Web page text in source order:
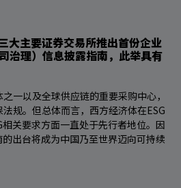
大主要证券交易所推出首份企业
治理）信息披露指南，此举具有
一以及全球供应链的重要采购中心，
规。但总体而言，西方经济体在ESG
关要求方面一直处于先行者地位。因
出台将成为中国乃至世界迈向可持续